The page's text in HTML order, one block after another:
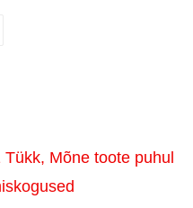
Mõne toote puhul